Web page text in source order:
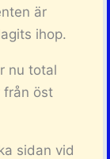
är
ihop.
nu total
från öst
sidan vid